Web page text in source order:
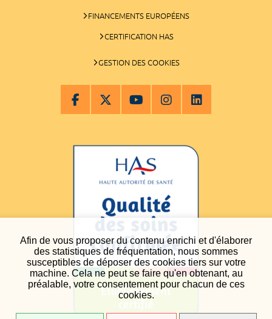
Afin de vous proposer du contenu enrichi et d'élaborer
des statistiques de fréquentation, nous sommes
susceptibles de déposer des cookies tiers sur votre
machine. Cela ne peut se faire qu'en obtenant, au
préalable, votre consentement pour chacun de ces
cookies.
FINANCEMENTS EUROPÉENS
CERTIFICATION HAS
GESTION DES COOKIES